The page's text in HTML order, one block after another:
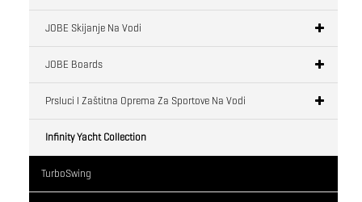
JOBE Skijanje Na Vodi
JOBE Boards
Prsluci I Zaštitna Oprema Za Sportove Na Vodi
Infinity Yacht Collection
TurboSwing